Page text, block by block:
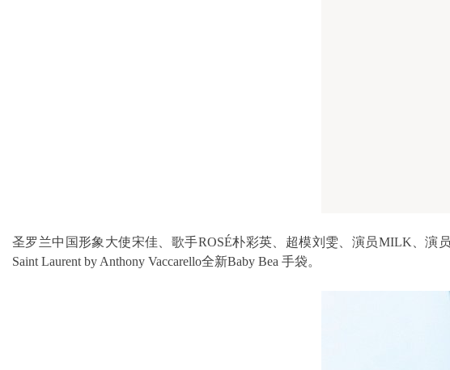
圣罗兰中国形象大使宋佳、歌手ROSÉ朴彩英、超模刘雯、演员MILK、
Saint Laurent by Anthony Vaccarello全新Baby Bea 手袋。